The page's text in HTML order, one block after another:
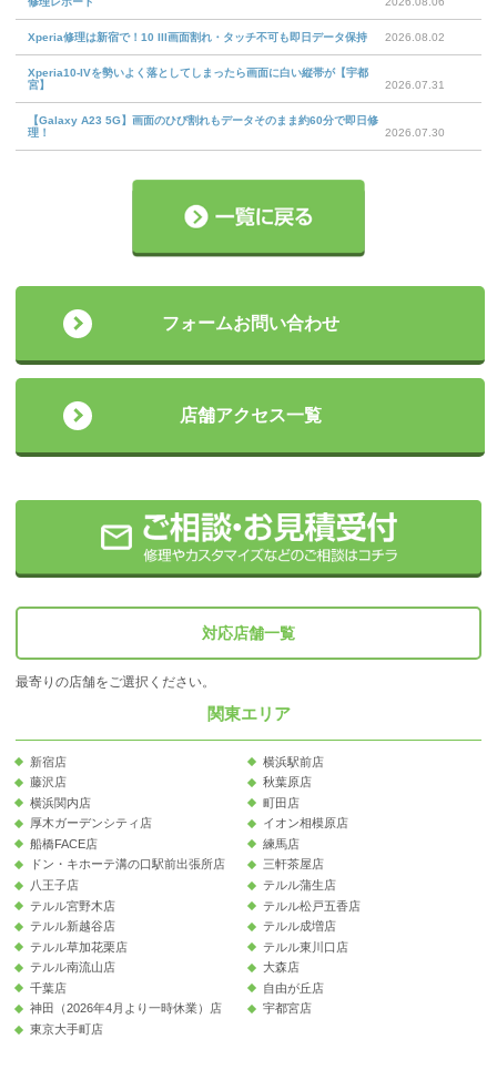
Xperia修理は新宿で！10 III画面割れ・タッチ不可も即日データ保持 2026.08.02
Xperia10-IVを勢いよく落としてしまったら画面に白い縦帯が【宇都
宮】
2026.07.31
【Galaxy A23 5G】画面のひび割れもデータそのまま約60分で即日修
理！
2026.07.30
フォームお問い合わせ
店舗アクセス一覧
対応店舗一覧
最寄りの店舗をご選択ください。
関東エリア
新宿店
横浜駅前店
藤沢店
秋葉原店
横浜関内店
町田店
厚木ガーデンシティ店
イオン相模原店
船橋FACE店
練馬店
ドン・キホーテ溝の口駅前出張所店
三軒茶屋店
八王子店
テルル蒲生店
テルル宮野木店
テルル松戸五香店
テルル新越谷店
テルル成増店
テルル草加花栗店
テルル東川口店
テルル南流山店
大森店
千葉店
自由が丘店
神田（2026年4月より一時休業）店
宇都宮店
東京大手町店